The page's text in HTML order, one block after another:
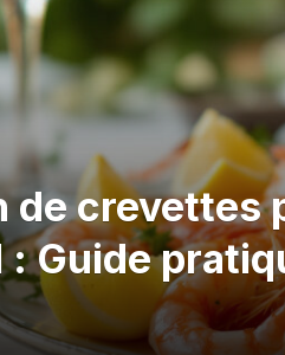
de crevettes
Guide